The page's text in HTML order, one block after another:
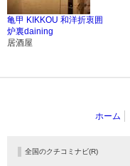
亀甲 KIKKOU 和洋折衷囲
炉裏daining
居酒屋
ホーム
全国のクチコミナビ(R)